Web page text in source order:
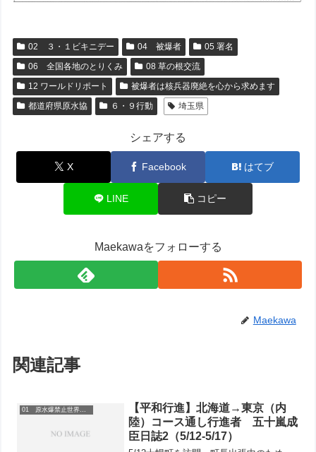
02 ３・１ビキニデー 04 被爆者
05 署名
06 全国各地のとりくみ
08 草の根交流
12 ワールドリポート
被爆者は核兵器廃絶を心から求めます
都道府県原水協
６・９行動 埼玉県
シェアする
X Facebook はてブ
LINE コピー
Maekawaをフォローする
Maekawa
関連記事
01 原水爆禁止世界大会
【平和行進】北海道→東京（内
陸）コース通し行進者 五十嵐成
臣日誌2（5/12-5/17）